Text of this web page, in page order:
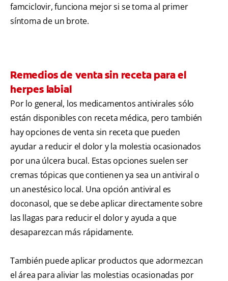
famciclovir, funciona mejor si se toma al primer
síntoma de un brote.
Remedios de venta sin receta para el
herpes labial
Por lo general, los medicamentos antivirales sólo
están disponibles con receta médica, pero también
hay opciones de venta sin receta que pueden
ayudar a reducir el dolor y la molestia ocasionados
por una úlcera bucal. Estas opciones suelen ser
cremas tópicas que contienen ya sea un antiviral o
un anestésico local. Una opción antiviral es
doconasol, que se debe aplicar directamente sobre
las llagas para reducir el dolor y ayuda a que
desaparezcan más rápidamente.
También puede aplicar productos que adormezcan
el área para aliviar las molestias ocasionadas por